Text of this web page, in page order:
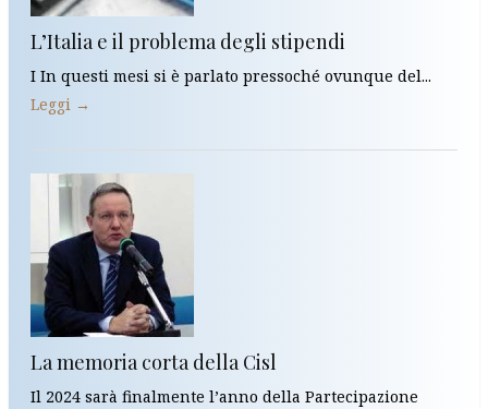
L’Italia e il problema degli stipendi
I In questi mesi si è parlato pressoché ovunque del...
Leggi →
La memoria corta della Cisl
Il 2024 sarà finalmente l’anno della Partecipazione